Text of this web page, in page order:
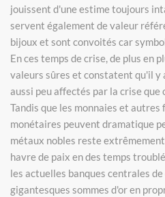
jouissent d'une estime toujours
servent également de valeur
bijoux et sont convoités car
En ces temps de crise, de plus en
valeurs sûres et constatent qu'il y
aussi peu affectés par la crise que
Tandis que les monnaies et
monétaires peuvent dramatique
métaux nobles reste
havre de paix en des temps
les actuelles banques centrales
gigantesques sommes d'or en